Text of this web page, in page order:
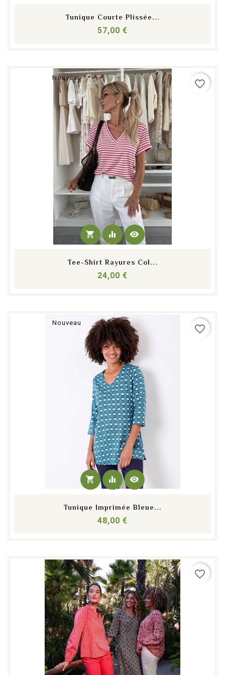
Tunique Courte Plissée...
57,00 €
Nouveau
shopping_cart equalizer visibility
Tee-Shirt Rayures Col...
24,00 €
favorite_border
Nouveau
shopping_cart equalizer visibility
Tunique Imprimée Bleue...
48,00 €
favorite_border
Nouveau
favorite_border